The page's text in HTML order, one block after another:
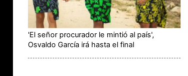
'El señor procurador le mintió al país',
Osvaldo García irá hasta el final